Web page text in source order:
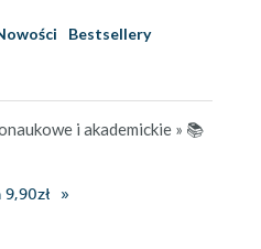
Bestsellery
i akademickie » 📚
9,90zł